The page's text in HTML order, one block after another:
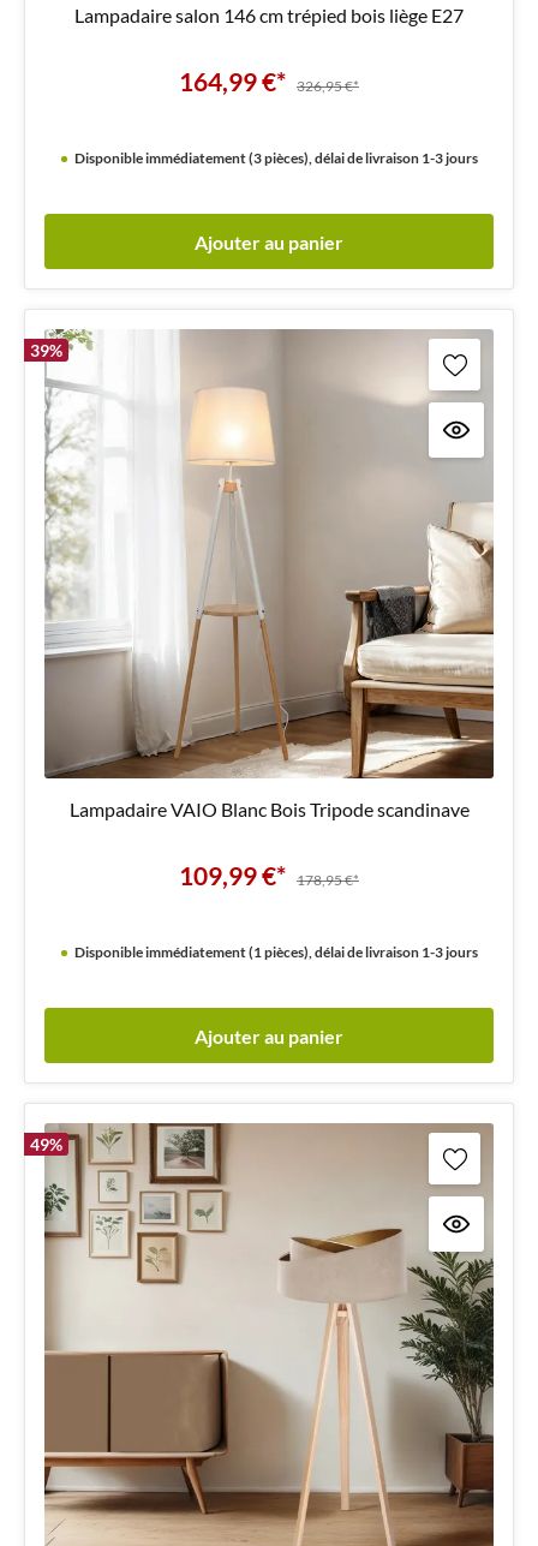
Lampadaire salon 146 cm trépied bois liège E27
164,99 €* 326,95 €*
Disponible immédiatement (3 pièces), délai de livraison 1-3 jours
Ajouter au panier
39%
Lampadaire VAIO Blanc Bois Tripode scandinave
109,99 €* 178,95 €*
Disponible immédiatement (1 pièces), délai de livraison 1-3 jours
Ajouter au panier
49%